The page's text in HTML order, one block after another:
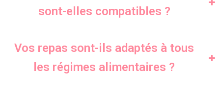
sont-elles compatibles ?
Vos repas sont-ils adaptés à tous
les régimes alimentaires ?